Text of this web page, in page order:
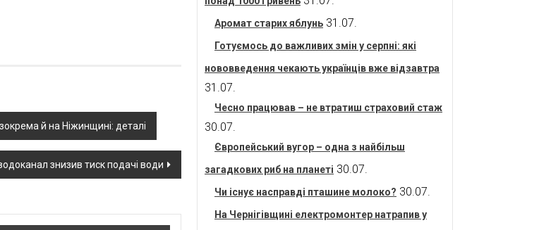
й на Ніжинщині: деталі
знизив тиск подачі води
Аромат старих яблунь 31.07.
Готуємось до важливих змін у серпні: які
нововведення чекають українців вже відзавтра
31.07.
Чесно працював – не втратиш страховий стаж
30.07.
Європейський вугор – одна з найбільш
загадкових риб на планеті 30.07.
Чи існує насправді пташине молоко? 30.07.
На Чернігівщині електромонтер натрапив у